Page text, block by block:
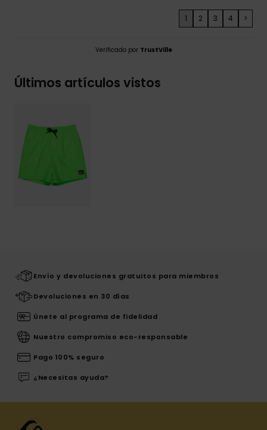
1 2 3 4 >
Verificado por TrustVille
Últimos artículos vistos
Envío y devoluciones gratuitos para miembros
Devoluciones en 30 días
Únete al programa de fidelidad
Nuestro compromiso eco-responsable
Pago 100% seguro
¿Necesitas ayuda?